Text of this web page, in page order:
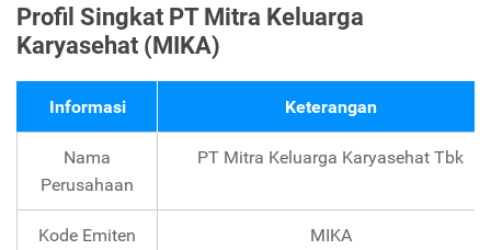
Profil Singkat PT Mitra Keluarga
Karyasehat (MIKA)
Informasi Keterangan
Nama
Perusahaan
PT Mitra Keluarga Karyasehat Tbk
Kode Emiten MIKA